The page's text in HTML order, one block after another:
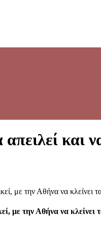
και
με την Αθήνα να κλείνει